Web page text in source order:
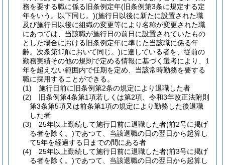
務を要する職に係る旧条例定年(旧条例第3条に規定する定
年をいう。以下同じ。)(施行日以後に新たに設置された職
及び施行日以後に組織の変更等により名称が変更された職
にあつては、当該職が施行日の前日に設置されていたもの
とした場合における旧条例定年に準じた当該職に係る年
齢。次条第1項において同じ。)に達している者を、従前の
勤務実績その他の規則で定める情報に基づく選考により、1
年を超えない範囲内で任期を定め、当該常時勤務を要する
職に採用することができる。
(1)
施行日前に旧条例第2条の規定により退職した者
(2)
旧条例第4条第1項若しくは第2項、令和3年改正法附則
第3条第5項又は前条第1項の規定により勤務した後退職
した者
(3)
25年以上勤続して施行日前に退職した者(前2号に掲げ
る者を除く。)であつて、当該退職の日の翌日から起算し
て5年を経過する日までの間にある者
(4)
25年以上勤続して施行日前に退職した者(前3号に掲げ
る者を除く。)であつて、当該退職の日の翌日から起算し